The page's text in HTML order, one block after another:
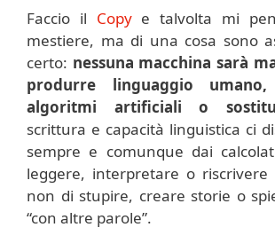
Faccio il Copye talvolta mi
mestiere, ma di una cosa sono
certo: nessuna macchina sarà
produrre linguaggio
algoritmi artificiali o
scrittura e capacità linguistica ci
sempre e comunque dai
leggere, interpretare o
non di stupire, creare storie o
“con altre parole”.